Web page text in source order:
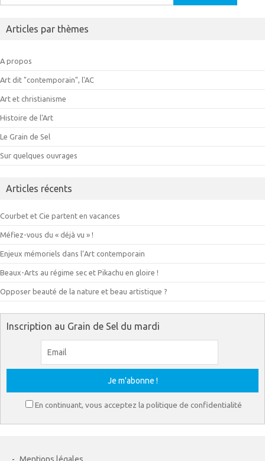
Articles par thèmes
A propos
Art dit "contemporain", l'AC
Art et christianisme
Histoire de l'Art
Le Grain de Sel
Sur quelques ouvrages
Articles récents
Courbet et Cie partent en vacances
Méfiez-vous du « déjà vu » !
Enjeux mémoriels dans l’Art contemporain
Beaux-Arts au régime sec et Pikachu en gloire !
Opposer beauté de la nature et beau artistique ?
Inscription au Grain de Sel du mardi
En continuant, vous acceptez la politique de confidentialité
- Mentions légales